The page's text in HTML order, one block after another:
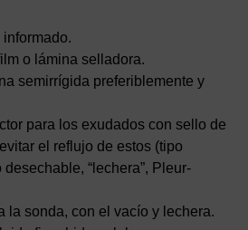
o lámina selladora.
semirrígida preferiblemente y
para los exudados con sello de
el reflujo de estos (tipo
“lechera”, Pleur-
la sonda, con el vacío y lechera.